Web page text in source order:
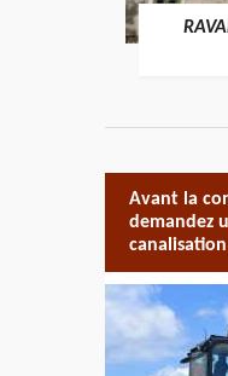
Avant la
demandez
canalisation